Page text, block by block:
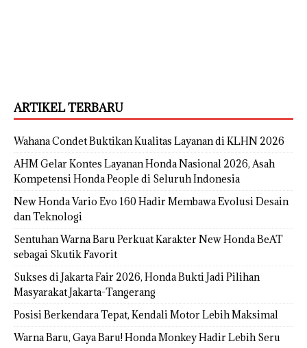
ARTIKEL TERBARU
Wahana Condet Buktikan Kualitas Layanan di KLHN 2026
AHM Gelar Kontes Layanan Honda Nasional 2026, Asah
Kompetensi Honda People di Seluruh Indonesia
New Honda Vario Evo 160 Hadir Membawa Evolusi Desain
dan Teknologi
Sentuhan Warna Baru Perkuat Karakter New Honda BeAT
sebagai Skutik Favorit
Sukses di Jakarta Fair 2026, Honda Bukti Jadi Pilihan
Masyarakat Jakarta-Tangerang
Posisi Berkendara Tepat, Kendali Motor Lebih Maksimal
Warna Baru, Gaya Baru! Honda Monkey Hadir Lebih Seru